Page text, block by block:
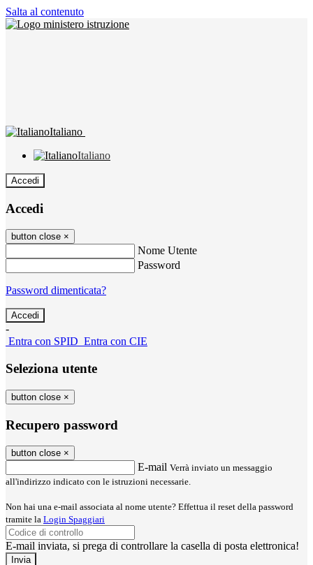
Salta al contenuto
Italiano
Italiano
Accedi
Accedi
button close ×
Nome Utente
Password
Password dimenticata?
-
Entra con SPID Entra con CIE
Seleziona utente
button close ×
Recupero password
button close ×
E-mail Verrà inviato un messaggio
all'indirizzo indicato con le istruzioni necessarie.
Non hai una e-mail associata al nome utente? Effettua il reset della password
tramite la Login Spaggiari
E-mail inviata, si prega di controllare la casella di posta elettronica!